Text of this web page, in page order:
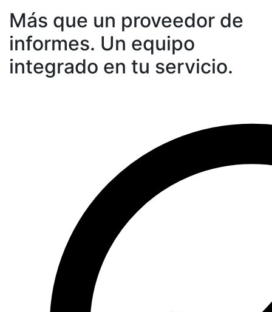
Más que un proveedor de
informes. Un equipo
integrado en tu servicio.